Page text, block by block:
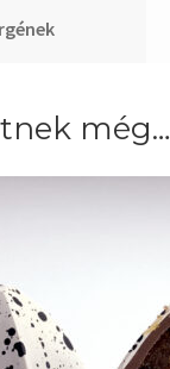
még…